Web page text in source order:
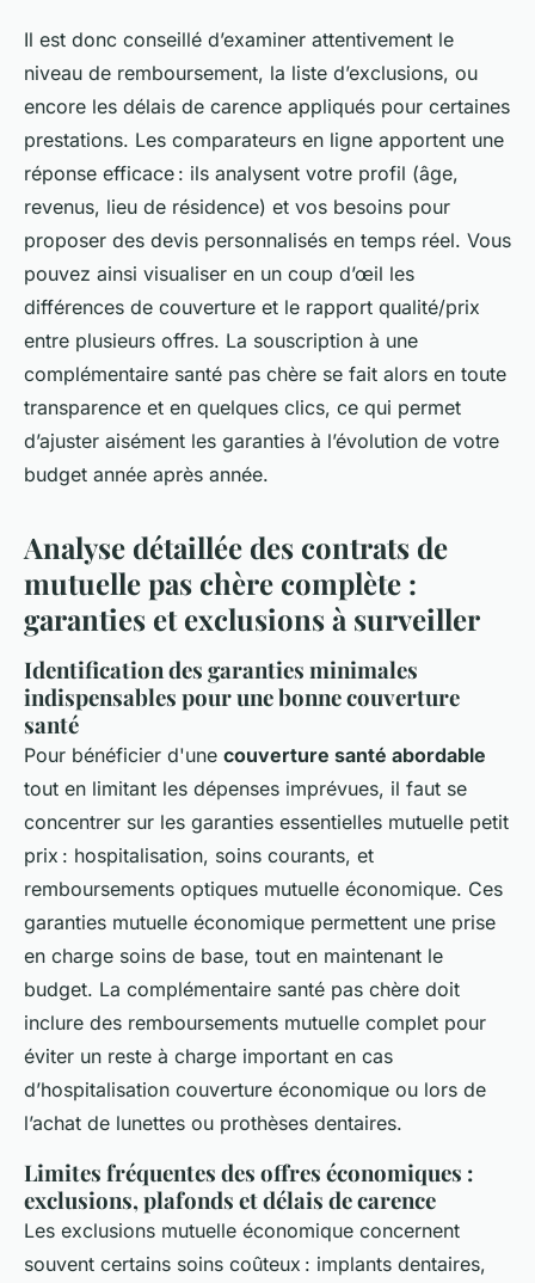
Il est donc conseillé d’examiner attentivement le
niveau de remboursement, la liste d’exclusions, ou
encore les délais de carence appliqués pour certaines
prestations. Les comparateurs en ligne apportent une
réponse efficace : ils analysent votre profil (âge,
revenus, lieu de résidence) et vos besoins pour
proposer des devis personnalisés en temps réel. Vous
pouvez ainsi visualiser en un coup d’œil les
différences de couverture et le rapport qualité/prix
entre plusieurs offres. La souscription à une
complémentaire santé pas chère se fait alors en toute
transparence et en quelques clics, ce qui permet
d’ajuster aisément les garanties à l’évolution de votre
budget année après année.
Analyse détaillée des contrats de
mutuelle pas chère complète :
garanties et exclusions à surveiller
Identification des garanties minimales
indispensables pour une bonne couverture
santé
Pour bénéficier d'une couverture santé abordable
tout en limitant les dépenses imprévues, il faut se
concentrer sur les garanties essentielles mutuelle petit
prix : hospitalisation, soins courants, et
remboursements optiques mutuelle économique. Ces
garanties mutuelle économique permettent une prise
en charge soins de base, tout en maintenant le
budget. La complémentaire santé pas chère doit
inclure des remboursements mutuelle complet pour
éviter un reste à charge important en cas
d’hospitalisation couverture économique ou lors de
l’achat de lunettes ou prothèses dentaires.
Limites fréquentes des offres économiques :
exclusions, plafonds et délais de carence
Les exclusions mutuelle économique concernent
souvent certains soins coûteux : implants dentaires,